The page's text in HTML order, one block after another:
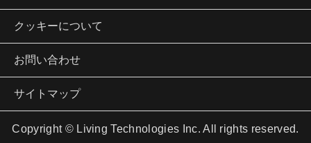
クッキーについて
お問い合わせ
サイトマップ
Copyright © Living Technologies Inc. All rights reserved.